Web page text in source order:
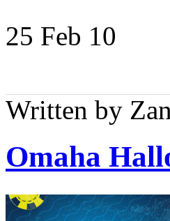
25 Feb 10
Written by
Omaha